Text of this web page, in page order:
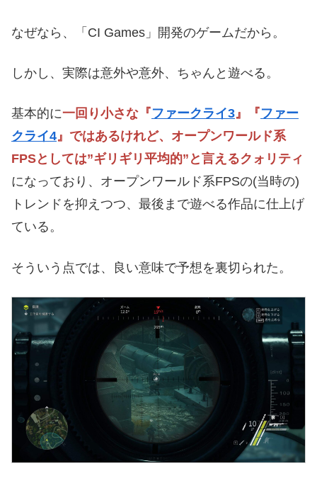
なぜなら、「CI Games」開発のゲームだから。
しかし、実際は意外や意外、ちゃんと遊べる。
基本的に一回り小さな『ファークライ3』『ファー
クライ4』ではあるけれど、オープンワールド系
FPSとしては”ギリギリ平均的”と言えるクォリティ
になっており、オープンワールド系FPSの(当時の)
トレンドを抑えつつ、最後まで遊べる作品に仕上げ
ている。
そういう点では、良い意味で予想を裏切られた。